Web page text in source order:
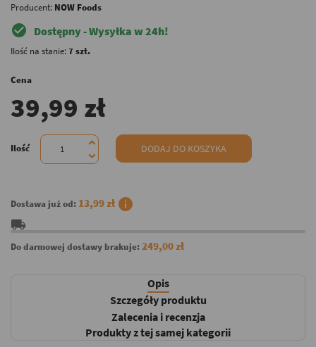
Producent: NOW Foods
check_circle Dostępny - Wysyłka w 24h!
Ilość na stanie:7 szt.
Cena
39,99 zł
Ilość DODAJ DO KOSZYKA
Dostawa już od: 13,99 zł info
local_shipping
Do darmowej dostawy brakuje:249,00 zł
Opis
Szczegóły produktu
Zalecenia i recenzja
Produkty z tej samej kategorii